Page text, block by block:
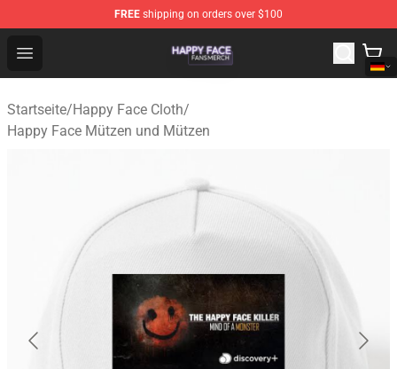
FREE shipping on orders over $100
Open menu
Happy Face Shop - Official Happy Face Merchandise
Startseite/Happy Face Cloth/
Happy Face Mützen und Mützen